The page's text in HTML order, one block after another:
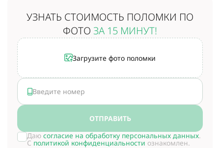
УЗНАТЬ СТОИМОСТЬ ПОЛОМКИ ПО
ФОТО ЗА 15 МИНУТ!
Загрузите фото поломки
ОТПРАВИТЬ
Даю согласие на обработку персональных данных.
С политикой конфиденциальности ознакомлен.